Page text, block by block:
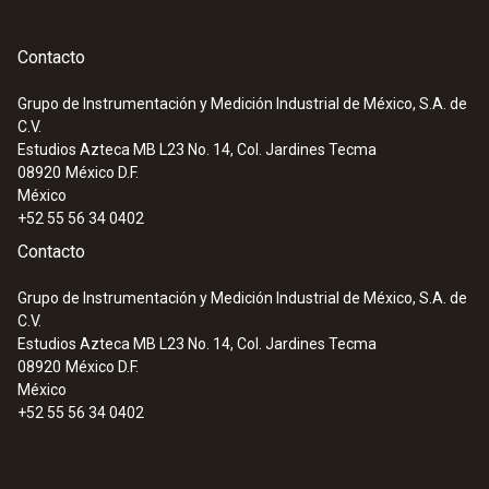
: 0572 3340
testo 150 DIN2 - Módulo de registrador
de temperatura con miniDIN
Contacto
Grupo de Instrumentación y Medición Industrial de México, S.A. de
C.V.
Estudios Azteca MB L23 No. 14, Col. Jardines Tecma
08920 México D.F.
México
+52 55 56 34 0402
Contacto
Grupo de Instrumentación y Medición Industrial de México, S.A. de
C.V.
Estudios Azteca MB L23 No. 14, Col. Jardines Tecma
08920 México D.F.
México
+52 55 56 34 0402